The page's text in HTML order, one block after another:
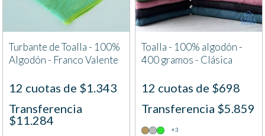
Turbante de Toalla - 100%
Algodón - Franco Valente
12 cuotas de $1.343
Transferencia
$11.284
Toalla - 100% algodón -
400 gramos - Clásica
12 cuotas de $698
Transferencia $5.859
+3